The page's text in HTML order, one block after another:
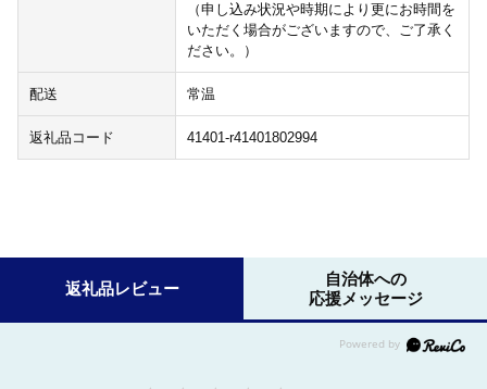
（申し込み状況や時期により更にお時間を
いただく場合がございますので、ご了承く
ださい。）
配送 常温
返礼品コード 41401-r41401802994
返礼品レビュー
自治体への
応援メッセージ